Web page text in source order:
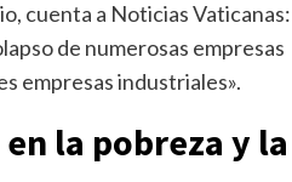
cuenta a Noticias Vaticanas:
de numerosas empresas
empresas industriales».
la pobreza y la